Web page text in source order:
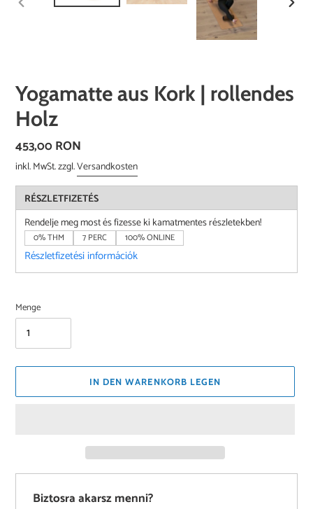
Yogamatte aus Kork | rollendes
Holz
Normaler
Preis
453,00 RON
inkl. MwSt. zzgl.Versandkosten
RÉSZLETFIZETÉS
Rendelje meg most és fizesse ki kamatmentes részletekben!
0% THM 7 PERC 100% ONLINE
Részletfizetési információk
Menge
IN DEN WARENKORB LEGEN
Biztosra akarsz menni?